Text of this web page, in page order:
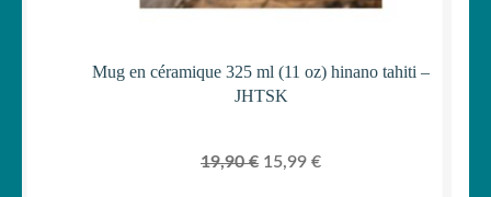
Mug en céramique 325 ml (11 oz) hinano tahiti –
JHTSK
19,90€ Le
15,99 €Le